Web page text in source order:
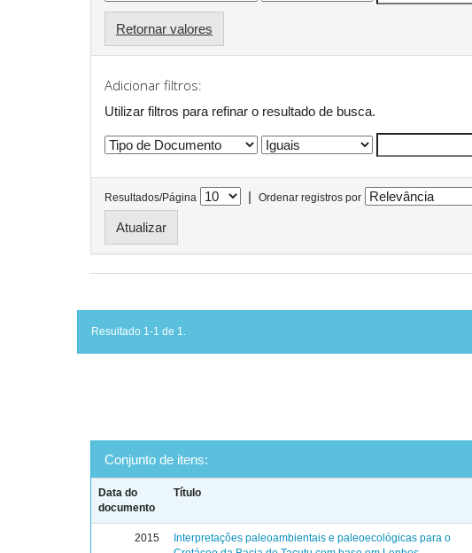
Retornar valores
Adicionar filtros:
Utilizar filtros para refinar o resultado de busca.
Resultados/Página | Ordenar registros por
Resultado 1-1 de 1.
Conjunto de itens:
Data do
documento
Título
2015
Interpretações paleoambientais e paleoecológicas para o